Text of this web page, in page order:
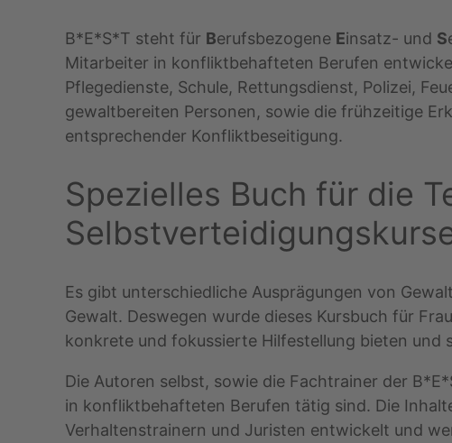
B*E*S*T steht für Berufsbezogene Einsatz- und S
Mitarbeiter in konfliktbehafteten Berufen
Pflegedienste, Schule, Rettungsdienst, Polizei,
gewaltbereiten Personen, sowie die frühzeitige
entsprechender Konfliktbeseitigung.
Spezielles Buch für die
Es gibt unterschiedliche Ausprägungen von
Gewalt. Deswegen wurde dieses Kursbuch für
konkrete und fokussierte Hilfestellung bieten und
Die Autoren selbst, sowie die Fachtrainer der
in konfliktbehafteten Berufen tätig sind. Die
Verhaltenstrainern und Juristen entwickelt und